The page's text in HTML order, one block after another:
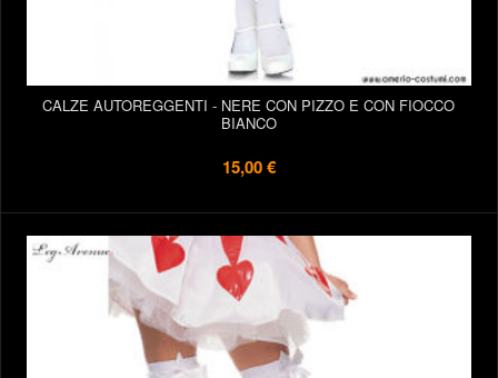
CALZE AUTOREGGENTI - NERE CON PIZZO E CON FIOCCO
BIANCO
15,00 €